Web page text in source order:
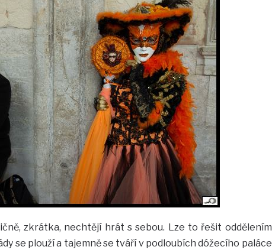
zkrátka, nechtějí hrát s sebou. Lze to řešit oddělením
se plouží a tajemně se tváří v podloubích dóžecího paláce